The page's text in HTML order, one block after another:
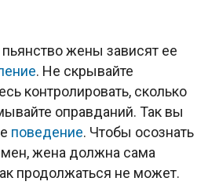
жены зависят ее
. Не скрывайте
контролировать, сколько
оправданий. Так вы
поведение. Чтобы осознать
жена должна сама
продолжаться не может.